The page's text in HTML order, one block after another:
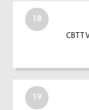
18
CBTT
19